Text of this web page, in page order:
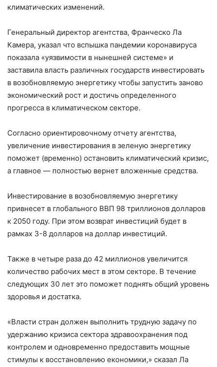
климатических изменений.
Генеральный директор агентства, Франческо Ла
Камера, указал что вспышка пандемии коронавируса
показала «уязвимости в нынешней системе» и
заставила власть различных государств инвестировать
в возобновляемую энергетику чтобы запустить заново
экономический рост и достичь определенного
прогресса в климатическом секторе.
Согласно ориентировочному отчету агентства,
увеличение инвестирования в зеленую энергетику
поможет (временно) остановить климатический кризис,
а главное — полностью вернет вложенные средства.
Инвестирование в возобновляемую энергетику
привнесет в глобального ВВП 98 триллионов долларов
к 2050 году. При этом возврат инвестиций будет в
рамках 3-8 долларов на доллар инвестиций.
Также в четыре раза до 42 миллионов увеличится
количество рабочих мест в этом секторе. В течение
следующих 30 лет это поможет поднять общий уровень
здоровья и достатка.
«Власти стран должен выполнить трудную задачу по
удержанию кризиса сектора здравоохранения под
контролем и одновременно предоставить мощные
стимулы к восстановлению економики,» сказал Ла